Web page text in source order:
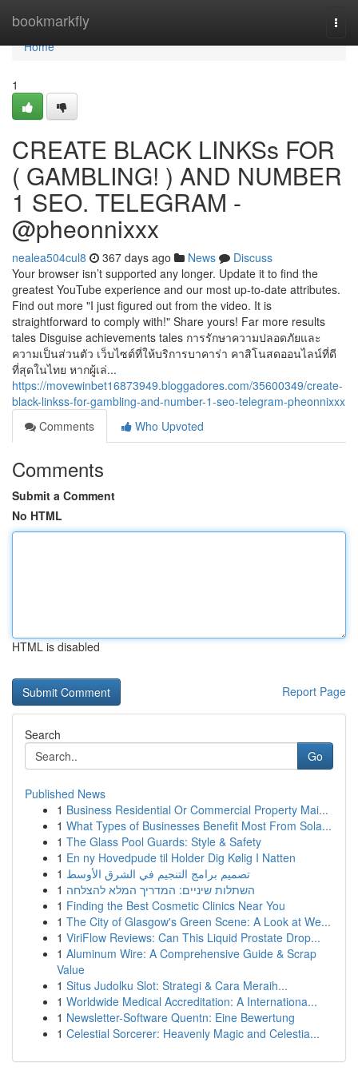
bookmarkfly
Home
Home
1
CREATE BLACK LINKSs FOR
( GAMBLING! ) AND NUMBER
1 SEO. TELEGRAM -
@pheonnixxx
nealea504cul8 367 days ago News
Discuss
Your browser isn’t supported any longer. Update it to find the
greatest YouTube experience and our most up-to-date attributes.
Find out more "I just figured out from the video. It is
straightforward to comply with!" Share yours! Far more results
tales Disguise achievements tales การรักษาความปลอดภัยและ
ความเป็นส่วนตัว เว็บไซต์ที่ให้บริการบาคาร่า คาสิโนสดออนไลน์ที่ดี
ที่สุดในไทย หากผู้เล่...
https://movewinbet16873949.bloggadores.com/35600349/create-
black-linkss-for-gambling-and-number-1-seo-telegram-pheonnixxx
Comments
Who Upvoted
Comments
Submit a Comment
No HTML
HTML is disabled
Report Page
Search
Go
Published News
1 Business Residential Or Commercial Property Mai...
1 What Types of Businesses Benefit Most From Sola...
1 The Glass Pool Guards: Style & Safety
1 En ny Hovedpude til Holder Dig Kølig I Natten
1 تصميم برامج التنجيم في الشرق الأوسط
1 השתלות שיניים: המדריך המלא להצלחה
1 Finding the Best Cosmetic Clinics Near You
1 The City of Glasgow's Green Scene: A Look at We...
1 ViriFlow Reviews: Can This Liquid Prostate Drop...
1 Aluminum Wire: A Comprehensive Guide & Scrap
Value
1 Situs Judolku Slot: Strategi & Cara Meraih...
1 Worldwide Medical Accreditation: A Internationa...
1 Newsletter-Software Quentn: Eine Bewertung
1 Celestial Sorcerer: Heavenly Magic and Celestia...